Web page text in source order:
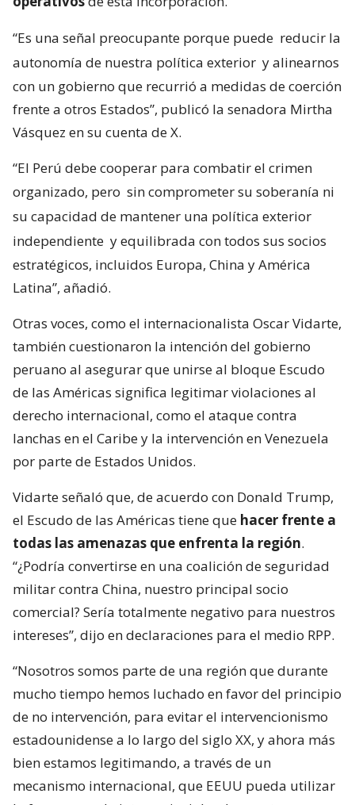
“Es una señal preocupante porque puede reducir la
autonomía de nuestra política exterior y alinearnos
con un gobierno que recurrió a medidas de coerción
frente a otros Estados”, publicó la senadora Mirtha
Vásquez en su cuenta de X.
“El Perú debe cooperar para combatir el crimen
organizado, pero sin comprometer su soberanía ni
su capacidad de mantener una política exterior
independiente y equilibrada con todos sus socios
estratégicos, incluidos Europa, China y América
Latina”, añadió.
Otras voces, como el internacionalista Oscar Vidarte,
también cuestionaron la intención del gobierno
peruano al asegurar que unirse al bloque Escudo
de las Américas significa legitimar violaciones al
derecho internacional, como el ataque contra
lanchas en el Caribe y la intervención en Venezuela
por parte de Estados Unidos.
Vidarte señaló que, de acuerdo con Donald Trump,
el Escudo de las Américas tiene que hacer frente a
todas las amenazas que enfrenta la región.
“¿Podría convertirse en una coalición de seguridad
militar contra China, nuestro principal socio
comercial? Sería totalmente negativo para nuestros
intereses”, dijo en declaraciones para el medio RPP.
“Nosotros somos parte de una región que durante
mucho tiempo hemos luchado en favor del principio
de no intervención, para evitar el intervencionismo
estadounidense a lo largo del siglo XX, y ahora más
bien estamos legitimando, a través de un
mecanismo internacional, que EEUU pueda utilizar